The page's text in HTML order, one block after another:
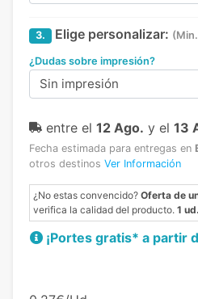
3. Elige personalizar:
¿Dudas sobre impresión?
Sin impresión
entre el 12 Ago. y el 13
Fecha estimada para entregas en
otros destinos Ver Información
¿No estas convencido? Oferta de
verifica la calidad del producto. 1
¡Portes gratis* a partir